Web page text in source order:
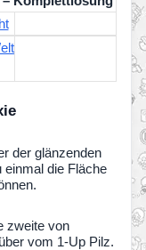
der glänzenden
einmal die Fläche
zweite von
vom 1-Up Pilz.